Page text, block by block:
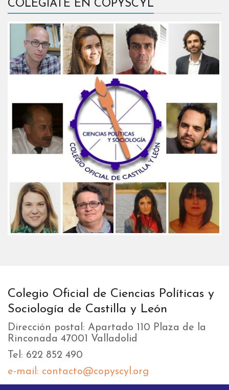
COLÉGIATE EN COPYSCYL
Colegio Oficial de Ciencias Políticas y
Sociología de Castilla y León
Dirección postal: Apartado 110 Plaza de la
Rinconada 47001 Valladolid
Tel: 622 852 490
e-mail: contacto@copyscyl.org